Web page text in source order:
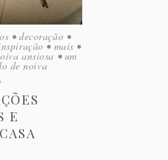
• decoração •
• mais •
ansiosa • um
de noiva
E